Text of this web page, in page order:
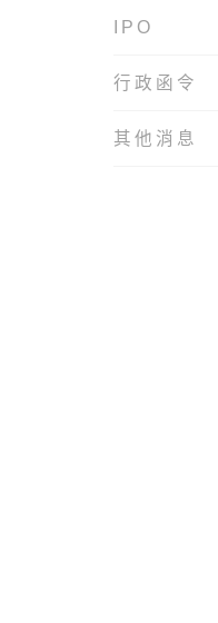
IPO
行政函令
其他消息